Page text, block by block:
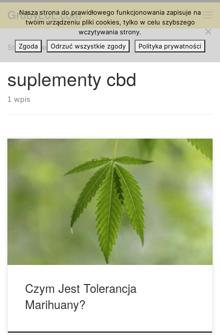
Przejdź do treści
GrubyLoL.com
Strona główna » suplementy cbd
suplementy cbd
1 wpis
Istnieje wiele powodów, dla których ludzie zażywają
marihuanę, co nie jest dziwne, biorąc pod uwagę, jak
niesamowita wydaje się marihuana. Ale, jak w przypadku
wszystkich czynności, im częściej to robisz, tym więcej
musisz tego robić, aby poczuć te same doznania, co n a
początku. Tolerancja danej osoby na marihuanę może […]
Czym Jest Tolerancja
Marihuany?
Nasza strona do prawidłowego funkcjonowania zapisuje na
twoim urządzeniu pliki cookies, tylko w celu szybszego
wczytywania strony.
Zgoda
Odrzuć wszystkie zgody Polityka prywatności